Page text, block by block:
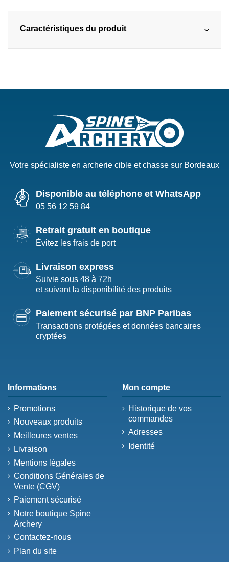
Caractéristiques du produit
Votre spécialiste en archerie cible et chasse sur Bordeaux
Disponible au téléphone et WhatsApp
05 56 12 59 84
Retrait gratuit en boutique
Évitez les frais de port
Livraison express
Suivie sous 48 à 72h
et suivant la disponibilité des produits
Paiement sécurisé par BNP Paribas
Transactions protégées et données bancaires
cryptées
Informations
Promotions
Nouveaux produits
Meilleures ventes
Livraison
Mentions légales
Conditions Générales de
Vente (CGV)
Paiement sécurisé
Notre boutique Spine
Archery
Contactez-nous
Plan du site
Mon compte
Historique de vos
commandes
Adresses
Identité